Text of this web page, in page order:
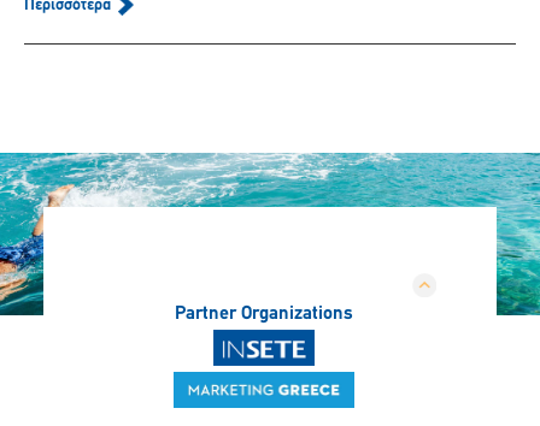
Περισσότερα
Partner Organizations